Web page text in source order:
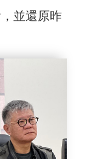
並還原昨